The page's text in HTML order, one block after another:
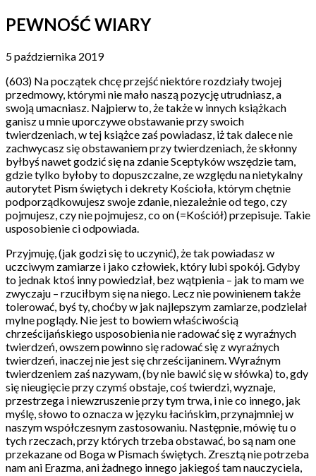
PEWNOŚĆ WIARY
5 października 2019
(603) Na początek chcę przejść niektóre rozdziały twojej
przedmowy, którymi nie mało naszą pozycję utrudniasz, a
swoją umacniasz. Najpierw to, że także w innych książkach
ganisz u mnie uporczywe obstawanie przy swoich
twierdzeniach, w tej książce zaś powiadasz, iż tak dalece nie
zachwycasz się obstawaniem przy twierdzeniach, że skłonny
byłbyś nawet godzić się na zdanie Sceptyków wszędzie tam,
gdzie tylko byłoby to dopuszczalne, ze względu na nietykalny
autorytet Pism świętych i dekrety Kościoła, którym chętnie
podporządkowujesz swoje zdanie, niezależnie od tego, czy
pojmujesz, czy nie pojmujesz, co on (=Kościół) przepisuje. Takie
usposobienie ci odpowiada.
Przyjmuję, (jak godzi się to uczynić), że tak powiadasz w
uczciwym zamiarze i jako człowiek, który lubi spokój. Gdyby
to jednak ktoś inny powiedział, bez wątpienia – jak to mam we
zwyczaju – rzuciłbym się na niego. Lecz nie powinienem także
tolerować, byś ty, choćby w jak najlepszym zamiarze, podzielał
mylne poglądy. Nie jest to bowiem właściwością
chrześcijańskiego usposobienia nie radować się z wyraźnych
twierdzeń, owszem powinno się radować się z wyraźnych
twierdzeń, inaczej nie jest się chrześcijaninem. Wyraźnym
twierdzeniem zaś nazywam, (by nie bawić się w słówka) to, gdy
się nieugięcie przy czymś obstaje, coś twierdzi, wyznaje,
przestrzega i niewzruszenie przy tym trwa, i nie co innego, jak
myślę, słowo to oznacza w języku łacińskim, przynajmniej w
naszym współczesnym zastosowaniu. Następnie, mówię tu o
tych rzeczach, przy których trzeba obstawać, bo są nam one
przekazane od Boga w Pismach świętych. Zresztą nie potrzeba
nam ani Erazma, ani żadnego innego jakiegoś tam nauczyciela,